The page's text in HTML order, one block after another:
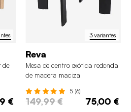
de
€
3 variantes
Reva
Mesa de centro exótica redonda
de madera maciza
5 (6)
149,99 € 75,00 €